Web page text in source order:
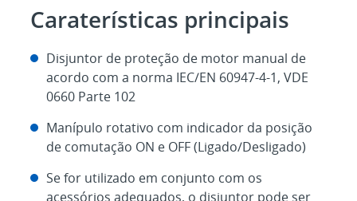
Caraterísticas principais
Disjuntor de proteção de motor manual de
acordo com a norma IEC/EN 60947-4-1, VDE
0660 Parte 102
Manípulo rotativo com indicador da posição
de comutação ON e OFF (Ligado/Desligado)
Se for utilizado em conjunto com os
acessórios adequados, o disjuntor pode ser